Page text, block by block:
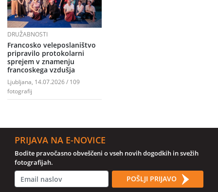
DRUŽABNOSTI
Francosko veleposlaništvo
pripravilo protokolarni
sprejem v znamenju
francoskega vzdušja
Ljubljana, 14.07.2026 / 109
fotografij
PRIJAVA NA E-NOVICE
Bodite pravočasno obveščeni o vseh novih dogodkih in svežih
fotografijah.
POŠLJI PRIJAVO